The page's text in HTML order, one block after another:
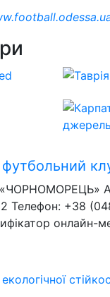
футбольний
Телефон: +38
онлайн-